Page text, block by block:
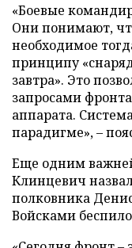
«Боевые
Они понимают,
необходимое
принципу
завтра». Это
запросами
аппарата.
парадигме», –
Еще одним
Клинцевич
полковника
Войсками